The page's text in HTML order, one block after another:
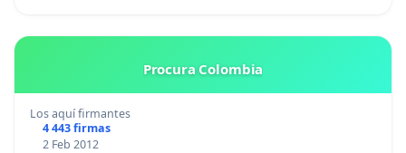
Procura Colombia
Los aquí firmantes
4 443 firmas
2 Feb 2012